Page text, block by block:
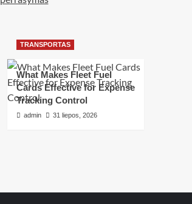
TRANSPORTAS
What Makes Fleet Fuel
Cards Effective for Expense
Tracking Control
admin 31 liepos, 2026